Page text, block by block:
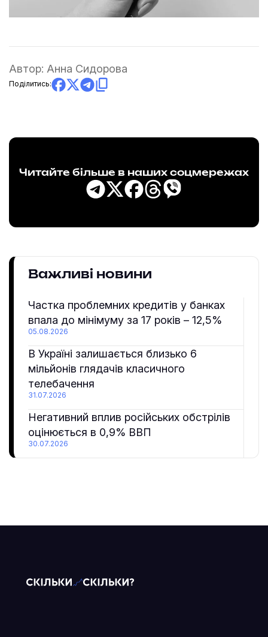
Автор: Анна Сидорова
Поділитись:
Читайте більше в наших соцмережах
Важливі новини
Частка проблемних кредитів у банках
впала до мінімуму за 17 років – 12,5%
05.08.2026
В Україні залишається близько 6
мільйонів глядачів класичного
телебачення
31.07.2026
Негативний вплив російських обстрілів
оцінюється в 0,9% ВВП
30.07.2026